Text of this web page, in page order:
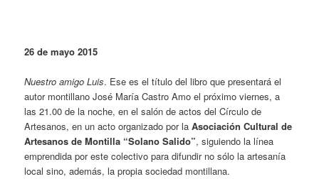
26 de mayo 2015
Nuestro amigo Luis. Ese es el título del libro que presentará el
autor montillano José María Castro Amo el próximo viernes, a
las 21.00 de la noche, en el salón de actos del Círculo de
Artesanos, en un acto organizado por laAsociación Cultural de
Artesanos de Montilla “Solano Salido”, siguiendo la línea
emprendida por este colectivo para difundir no sólo la artesanía
local sino, además, la propia sociedad montillana.